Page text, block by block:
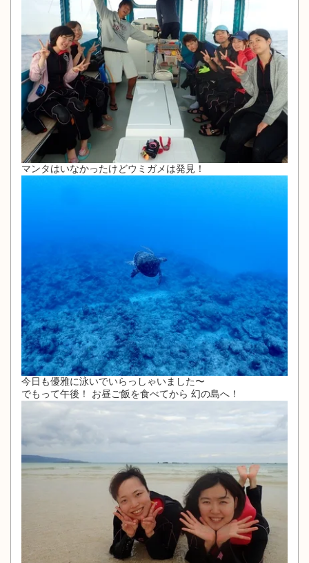
マンタはいなかったけどウミガメは発見！
今日も優雅に泳いでいらっしゃいました〜
でもって午後！ お昼ご飯を食べてから 幻の島へ！